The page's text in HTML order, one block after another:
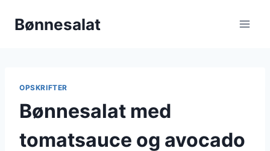
Bønnesalat
OPSKRIFTER
Bønnesalat med
tomatsauce og avocado